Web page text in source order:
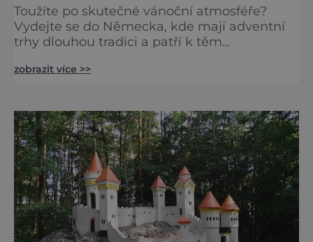
Toužíte po skutečné vánoční atmosféře?
Vydejte se do Německa, kde mají adventní
trhy dlouhou tradici a patří k těm
českým hranicím najdete v Drážďanech –
S norimberským Christkindlesmarktem se
drážďanské vánoční trhy každoročně
přetahují o pozici nejnavštěvovanějších t
zobrazit více >>